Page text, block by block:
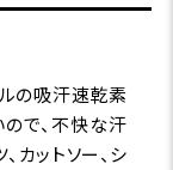
の吸汗速乾素
で、不快な汗
カットソー、シ